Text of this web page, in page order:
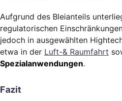
Aufgrund des Bleianteils
regulatorischen
jedoch in ausgewählten
etwa in der Luft-& Raumfahrt
Spezialanwendungen.
Fazit